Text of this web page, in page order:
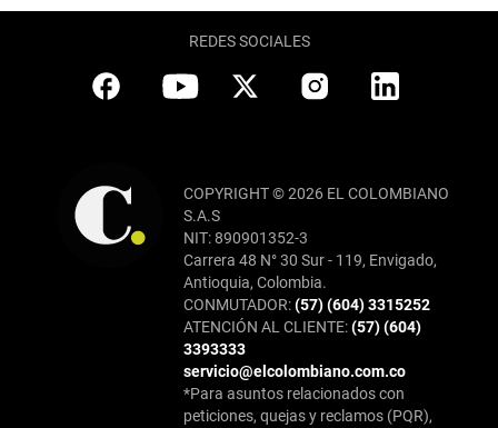
REDES SOCIALES
COPYRIGHT © 2026 EL COLOMBIANO
S.A.S
NIT: 890901352-3
Carrera 48 N° 30 Sur - 119, Envigado,
Antioquia, Colombia.
CONMUTADOR:(57) (604) 3315252
ATENCIÓN AL CLIENTE:(57) (604)
3393333
servicio@elcolombiano.com.co
*Para asuntos relacionados con
peticiones, quejas y reclamos (PQR),